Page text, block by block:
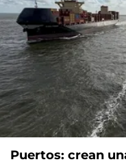
Puertos: crean